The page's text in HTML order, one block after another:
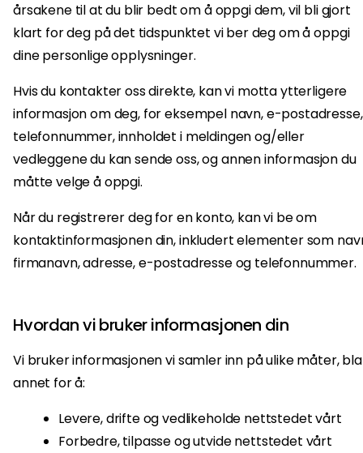
årsakene til at du blir bedt om å oppgi dem, vil bli gjort
klart for deg på det tidspunktet vi ber deg om å oppgi
dine personlige opplysninger.
Hvis du kontakter oss direkte, kan vi motta ytterligere
informasjon om deg, for eksempel navn, e-postadresse,
telefonnummer, innholdet i meldingen og/eller
vedleggene du kan sende oss, og annen informasjon du
måtte velge å oppgi.
Når du registrerer deg for en konto, kan vi be om
kontaktinformasjonen din, inkludert elementer som
firmanavn, adresse, e-postadresse og telefonnummer.
Hvordan vi bruker informasjonen din
Vi bruker informasjonen vi samler inn på ulike måter,
annet for å:
Levere, drifte og vedlikeholde nettstedet vårt
Forbedre, tilpasse og utvide nettstedet vårt